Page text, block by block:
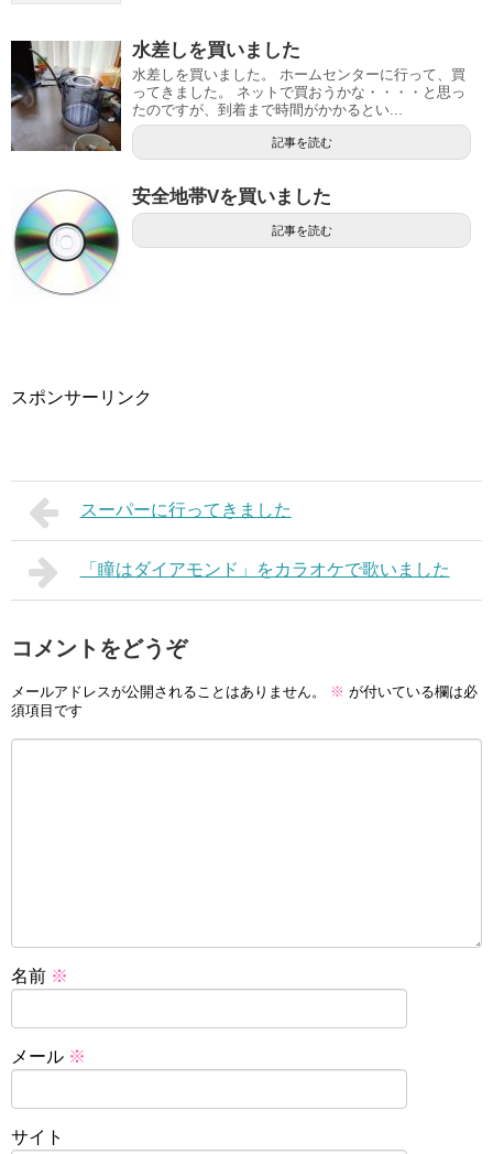
水差しを買いました
水差しを買いました。 ホームセンターに行って、買
ってきました。 ネットで買おうかな・・・・と思っ
たのですが、到着まで時間がかかるとい...
記事を読む
安全地帯Vを買いました
記事を読む
スポンサーリンク
スーパーに行ってきました
「瞳はダイアモンド」をカラオケで歌いました
コメントをどうぞ
メールアドレスが公開されることはありません。 ※ が付いている欄は必
須項目です
名前 ※
メール ※
サイト